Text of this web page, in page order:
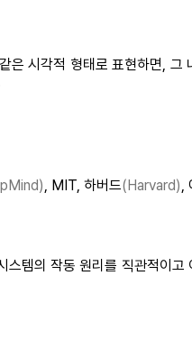
시각적 형태로 표현하면, 그
, MIT, 하버드(Harvard),
템의 작동 원리를 직관적이고